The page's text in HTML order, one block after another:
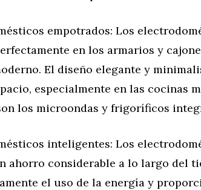
empotrados: Los
en los armarios y
El diseño elegante y
especialmente en las cocinas
los microondas y frigoríficos
inteligentes: Los
ahorro considerable a lo largo del
el uso de la energía y